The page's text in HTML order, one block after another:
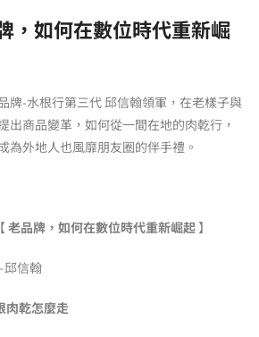
，如何在數位時代重新崛
牌-水根行第三代 邱信翰領軍，在老樣子與
出商品變革，如何從一間在地的肉乾行，
為外地人也風靡朋友圈的伴手禮。
老品牌，如何在數位時代重新崛起 】​
邱信翰
肉乾怎麼走